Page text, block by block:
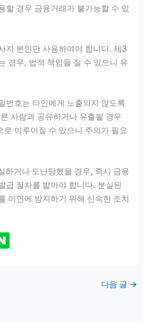
할 경우 금융거래가 불가능할 수 있
자 본인만 사용하여야 합니다. 제3
경우, 법적 책임을 질 수 있으니 유
번호는 타인에게 노출되지 않도록
사람과 공유하거나 유출될 경우
로 이루어질 수 있으니 주의가 필요
하거나 도난당했을 경우, 즉시 금융
급 절차를 밟아야 합니다. 분실된
미연에 방지하기 위해 신속한 조치
다음 글 →